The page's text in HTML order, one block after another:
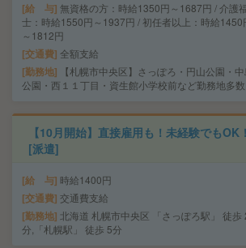
給 与 無資格の方：時給1350円～1687円 / 介護
士：時給1550円～1937円 / 初任者以上：時給1450
～1812円
交通費 全額支給
勤務地
【札幌市中央区】さっぽろ・円山公園・
公園・西１１丁目・資生館小学校前など勤務地多数
【10月開始】直接雇用も！未経験でもOK
[派遣]
給 与 時給1400円
交通費 交通費支給
勤務地 北海道 札幌市中央区 「さっぽろ駅」 徒歩
分,「札幌駅」 徒歩 5分